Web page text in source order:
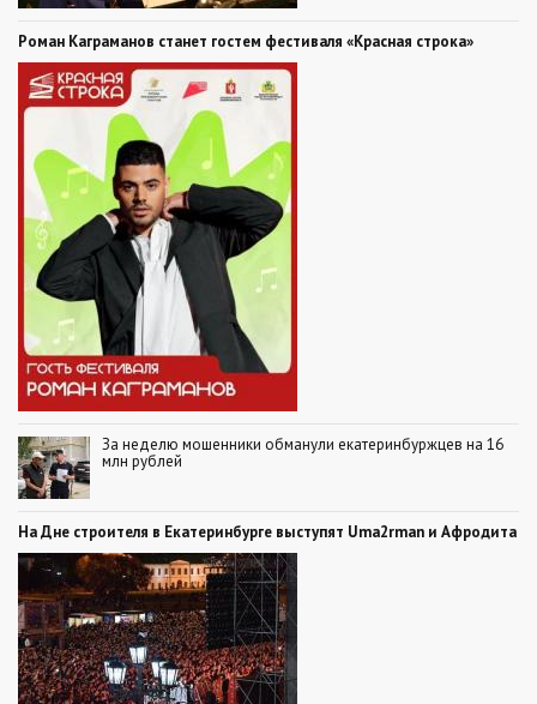
Роман Каграманов станет гостем фестиваля «Красная строка»
За неделю мошенники обманули екатеринбуржцев на 16
млн рублей
На Дне строителя в Екатеринбурге выступят Uma2rman и Афродита